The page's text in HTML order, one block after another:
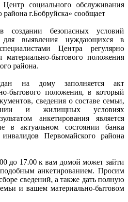
социального обслуживания
г.Бобруйска» сообщает
безопасных условий
вы­явления нуждающихся в
Центра регулярно
материально-бытового положения
района.
на дому заполняется акт
бытового положения, в который
сведения о составе семьи,
и жилищных условиях
анкетирования является
в актуальном состоянии банка
Первомайского района
до 17.00 к вам домой может зайти
анкетированием. Просим
сведений, а также дать полную
и вашем материально-бытовом